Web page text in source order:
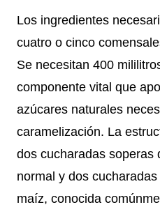
Los ingredientes
cuatro o cinco
Se necesitan 400
componente vital que
azúcares naturales
caramelización. La
dos cucharadas soperas
normal y dos
maíz, conocida